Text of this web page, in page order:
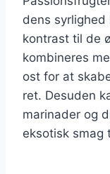
dens
kontrast til de
kombineres
ost for at
ret. Desuden
marinader og
eksotisk smag